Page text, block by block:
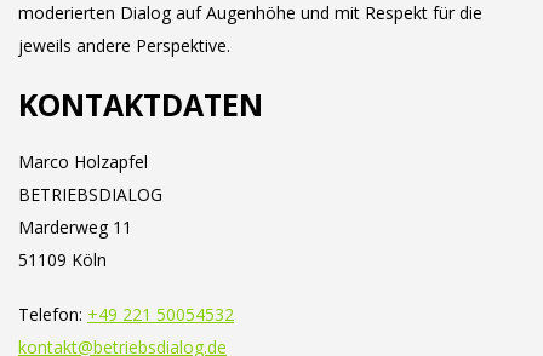
moderierten Dialog auf Augenhöhe und mit Respekt für die
jeweils andere Perspektive.
KONTAKTDATEN
Marco Holzapfel
BETRIEBSDIALOG
Marderweg 11
51109 Köln
Telefon: +49 221 50054532
kontakt@betriebsdialog.de